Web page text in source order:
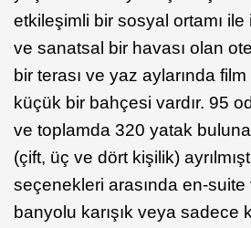
etkileşimli bir sosyal ortamı ile
ve sanatsal bir havası olan
bir terası ve yaz aylarında
küçük bir bahçesi vardır. 95
ve toplamda 320 yatak
(çift, üç ve dört kişilik)
seçenekleri arasında en-
banyolu karışık veya sadece